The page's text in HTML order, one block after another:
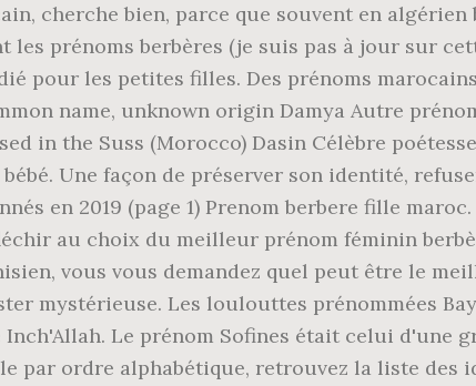
cherche bien, parce que souvent en algérien
les prénoms berbères (je suis pas à jour sur
pour les petites filles. Des prénoms
name, unknown origin Damya Autre
in the Suss (Morocco) Dasin Célèbre
Une façon de préserver son identité,
en 2019 (page 1) Prenom berbere fille
au choix du meilleur prénom féminin
vous vous demandez quel peut être le
mystérieuse. Les loulouttes prénommées
Le prénom Sofines était celui d'une
par ordre alphabétique, retrouvez la liste des